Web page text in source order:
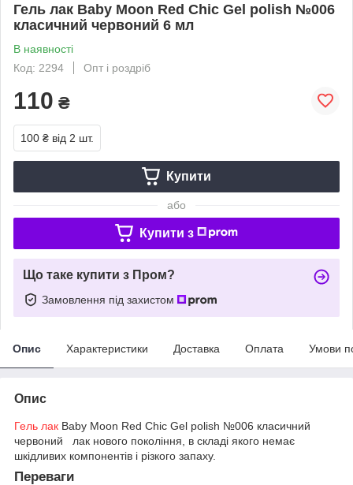
Гель лак Baby Moon Red Chic Gel polish №006
класичний червоний 6 мл
В наявності
Код: 2294
Опт і роздріб
110 ₴
100 ₴ від 2 шт.
Купити
або
Купити з
Що таке купити з Пром?
Замовлення під захистом
Опис Характеристики Доставка Оплата Умови
Опис
Гель лак Baby Moon Red Chic Gel polish №006 класичний
червоний лак нового покоління, в складі якого немає
шкідливих компонентів і різкого запаху.
Переваги